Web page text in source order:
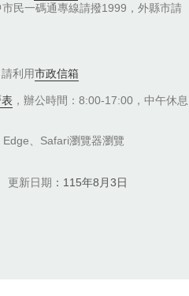
民一碼通專線請撥1999，外縣市請
利用市政信箱
，辦公時間：8:00-17:00，中午休息
、Safari瀏覽器瀏覽
更新日期 115年8月3日